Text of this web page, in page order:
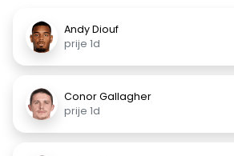
Andy Diouf
prije 1d
Conor Gallagher
prije 1d